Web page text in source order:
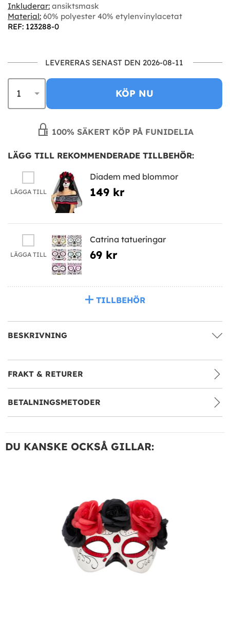
Inkluderar: ansiktsmask
Material: 60% polyester 40% etylenvinylacetat
REF: 123288-0
LEVERERAS SENAST DEN 2026-08-11
KÖP NU
100% SÄKERT KÖP PÅ FUNIDELIA
LÄGG TILL REKOMMENDERADE TILLBEHÖR:
LÄGGA TILL
Diadem med blommor
149 kr
LÄGGA TILL
Catrina tatueringar
69 kr
TILLBEHÖR
BESKRIVNING
FRAKT & RETURER
BETALNINGSMETODER
DU KANSKE OCKSÅ GILLAR: